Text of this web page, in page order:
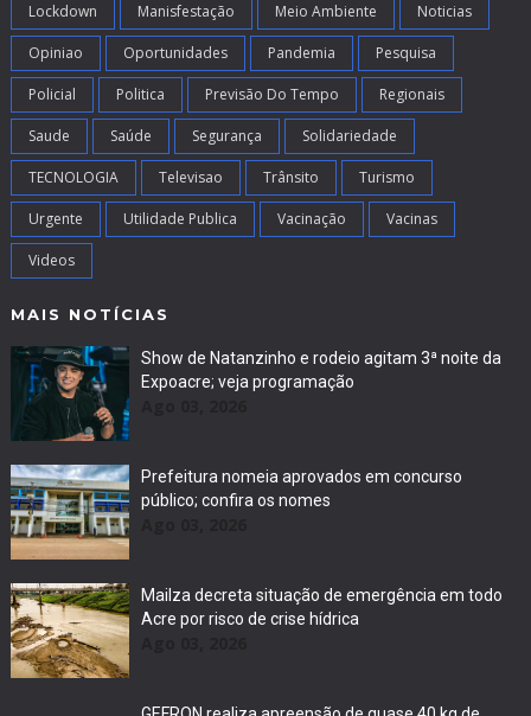
Lockdown Manisfestação Meio Ambiente Noticias
Opiniao Oportunidades Pandemia Pesquisa
Policial Politica Previsão Do Tempo Regionais
Saude Saúde Segurança Solidariedade
TECNOLOGIA Televisao Trânsito Turismo
Urgente Utilidade Publica Vacinação Vacinas
Videos
MAIS NOTÍCIAS
Show de Natanzinho e rodeio agitam 3ª noite da
Expoacre; veja programação
Prefeitura nomeia aprovados em concurso
público; confira os nomes
Mailza decreta situação de emergência em todo
Acre por risco de crise hídrica